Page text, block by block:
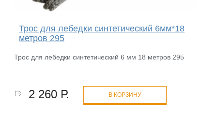
Трос для лебедки синтетический 6мм*18
метров 295
Трос для лебедки синтетический 6 мм 18 метров 295
2 260 Р. В КОРЗИНУ